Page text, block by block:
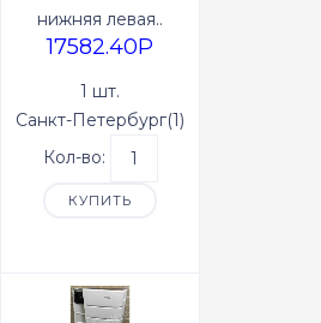
нижняя левая..
17582.40P
1 шт.
Санкт-Петербург(1)
Кол-во:
КУПИТЬ